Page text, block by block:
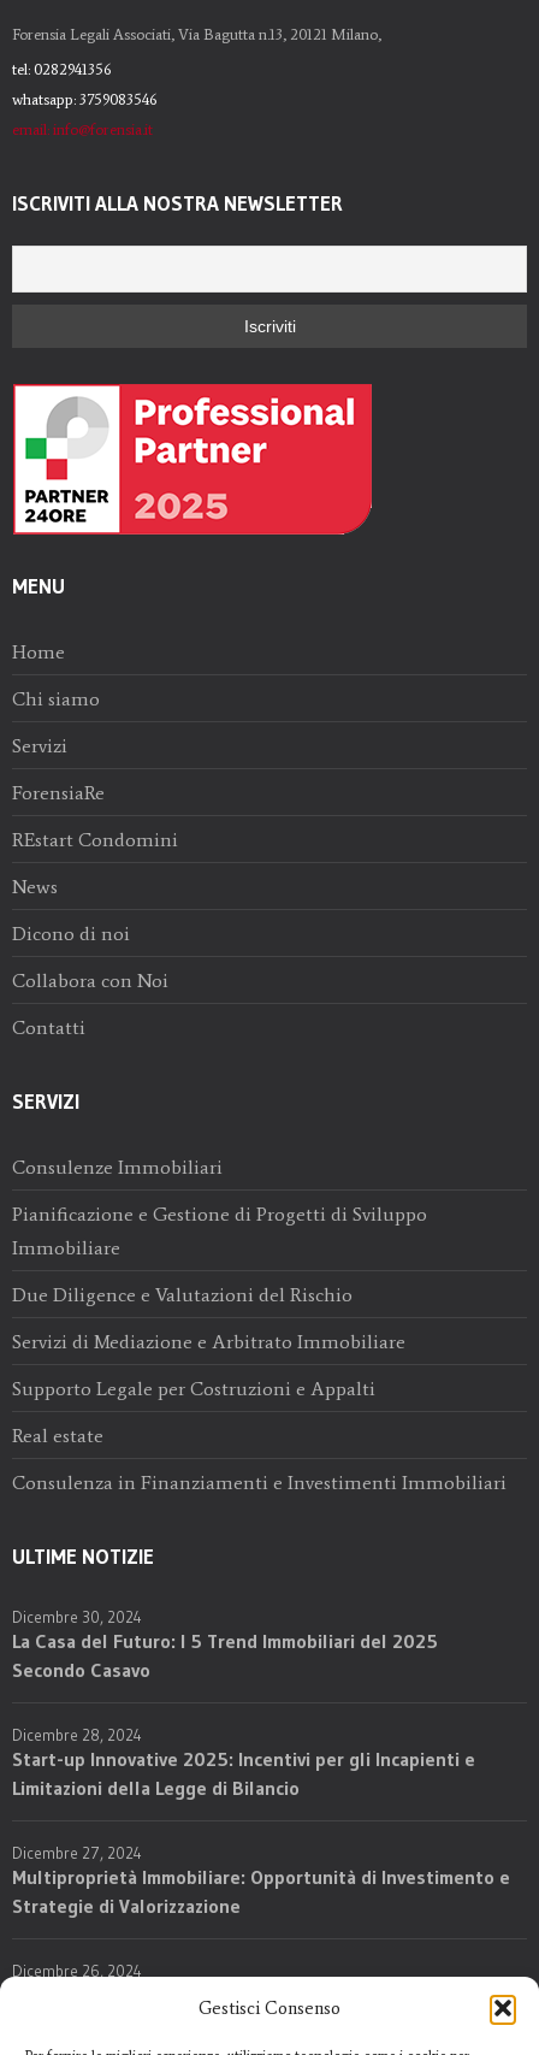
Gestisci Consenso
Forensia Legali Associati, Via Bagutta n.13, 20121 Milano,
tel: 0282941356
whatsapp: 3759083546
email: info@forensia.it
ISCRIVITI ALLA NOSTRA NEWSLETTER
MENU
Home
Chi siamo
Servizi
ForensiaRe
REstart Condomini
News
Dicono di noi
Collabora con Noi
Contatti
SERVIZI
Consulenze Immobiliari
Pianificazione e Gestione di Progetti di Sviluppo
Immobiliare
Due Diligence e Valutazioni del Rischio
Servizi di Mediazione e Arbitrato Immobiliare
Supporto Legale per Costruzioni e Appalti
Real estate
Consulenza in Finanziamenti e Investimenti Immobiliari
ULTIME NOTIZIE
Dicembre 30, 2024
La Casa del Futuro: I 5 Trend Immobiliari del 2025
Secondo Casavo
Dicembre 28, 2024
Start-up Innovative 2025: Incentivi per gli Incapienti e
Limitazioni della Legge di Bilancio
Dicembre 27, 2024
Multiproprietà Immobiliare: Opportunità di Investimento e
Strategie di Valorizzazione
Dicembre 26, 2024
Opportunità e Rischi per Agenti, Investitori e Sviluppatori